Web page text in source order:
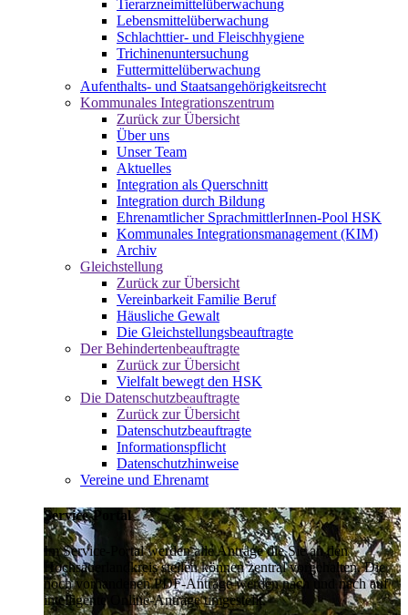
Tierarzneimittelüberwachung
Lebensmittelüberwachung
Schlachttier- und Fleischhygiene
Trichinenuntersuchung
Futtermittelüberwachung
Aufenthalts- und Staatsangehörigkeitsrecht
Kommunales Integrationszentrum
Zurück zur Übersicht
Über uns
Unser Team
Aktuelles
Integration als Querschnitt
Integration durch Bildung
Ehrenamtlicher SprachmittlerInnen-Pool HSK
Kommunales Integrationsmanagement (KIM)
Archiv
Gleichstellung
Zurück zur Übersicht
Vereinbarkeit Familie Beruf
Häusliche Gewalt
Die Gleichstellungsbeauftragte
Der Behindertenbeauftragte
Zurück zur Übersicht
Vielfalt bewegt den HSK
Die Datenschutzbeauftragte
Zurück zur Übersicht
Datenschutzbeauftragte
Informationspflicht
Datenschutzhinweise
Vereine und Ehrenamt
Service-Portal
Im Service-Portal werden alle Anträge die Sie an den
Hochsauerlandkreis stellen können zentral vorgehalten. Die
noch vorhandenen PDF-Anträge werden nach und nach auf
intelligente Online-Anträge umgestellt.